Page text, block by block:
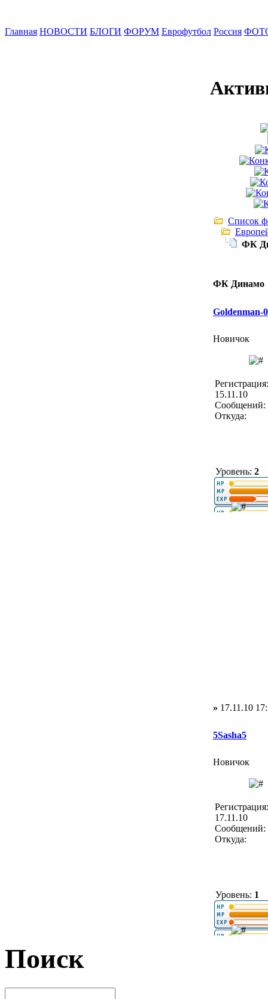
Главная НОВОСТИ БЛОГИ ФОРУМ Еврофутбол Россия
Поиск
Список
ФК
ФК Динамо
Goldenman-
Новичок
Регистрация:
15.11.10
Сообщений:
Откуда:
Уровень: 2
» 17.11.10
5Sasha5
Новичок
Регистрация:
17.11.10
Сообщений:
Откуда:
Уровень: 1